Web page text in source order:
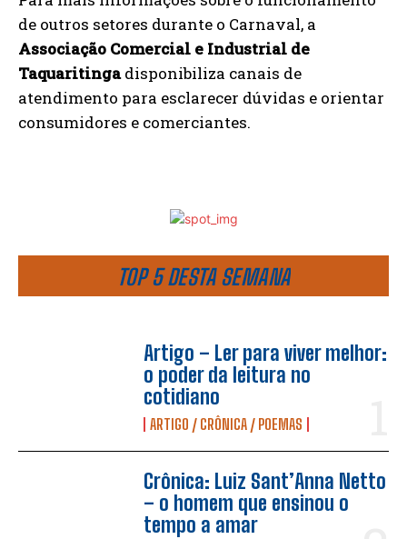
TOP 5 DESTA SEMANA
Artigo – Ler para viver melhor:
o poder da leitura no
cotidiano
ARTIGO / CRÔNICA / POEMAS
Crônica: Luiz Sant’Anna Netto
– o homem que ensinou o
tempo a amar
de outros setores durante o Carnaval, a
Associação Comercial e Industrial de
Taquaritingadisponibiliza canais de
atendimento para esclarecer dúvidas e orientar
consumidores e comerciantes.